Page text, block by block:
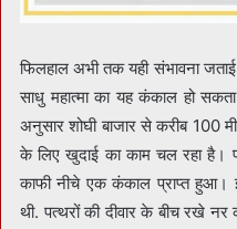
फिलहाल अभी तक यही संभावना जताई
साधु महात्मा का यह कंकाल हो
अनुसार शोघी बाजार से करीब 100
के लिए खुदाई का काम चल रहा है।
काफी नीचे एक कंकाल प्राप्त हुआ।
थी. पत्थरों की दीवार के बीच रखे